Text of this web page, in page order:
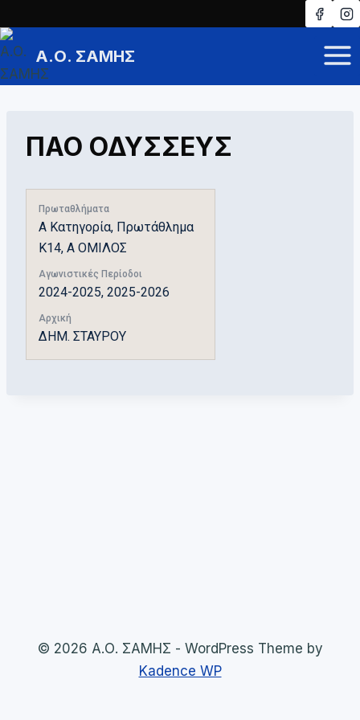
to
contentΑ.Ο. ΣΑΜΗΣ
ΠΑΟ ΟΔΥΣΣΕΥΣ
Πρωταθλήματα
Α Κατηγορία, Πρωτάθλημα
Κ14, A ΟΜΙΛΟΣ
Αγωνιστικές Περίοδοι
2024-2025, 2025-2026
Αρχική
ΔΗΜ. ΣΤΑΥΡΟΥ
© 2026 Α.Ο. ΣΑΜΗΣ - WordPress Theme by
Kadence WP